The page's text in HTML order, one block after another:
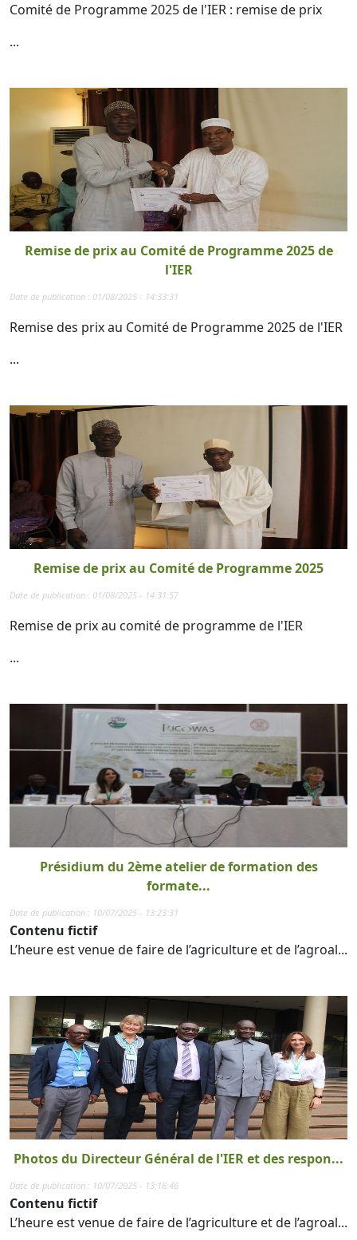
Comité de Programme 2025 de l'IER : remise de prix
...
Remise de prix au Comité de Programme 2025 de
l'IER
Date de publication : 01/08/2025 - 14:33:31
Remise des prix au Comité de Programme 2025 de l'IER
...
Remise de prix au Comité de Programme 2025
Date de publication : 01/08/2025 - 14:31:57
Remise de prix au comité de programme de l'IER
...
Présidium du 2ème atelier de formation des
formate...
Date de publication : 10/07/2025 - 13:23:31
Contenu fictif
L’heure est venue de faire de l’agriculture et de l’agroal...
Photos du Directeur Général de l'IER et des respon...
Date de publication : 10/07/2025 - 13:16:46
Contenu fictif
L’heure est venue de faire de l’agriculture et de l’agroal...